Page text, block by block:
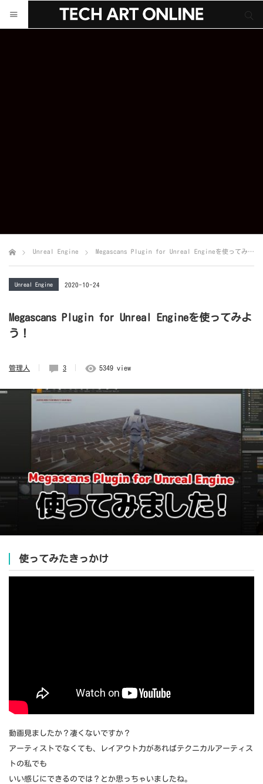
Unreal Engine Megascans Plugin for Unreal Engineを使ってみよう！
Unreal Engine 2020-10-24
Megascans Plugin for Unreal Engineを使ってみよ
う！
管理人 3 5349 view
使ってみたきっかけ
動画見ましたか？凄くないですか？
アーティストでなくても、レイアウト力があればテクニカルアーティス
トの私でも
いい感じにできるのでは？とか思っちゃいましたね。